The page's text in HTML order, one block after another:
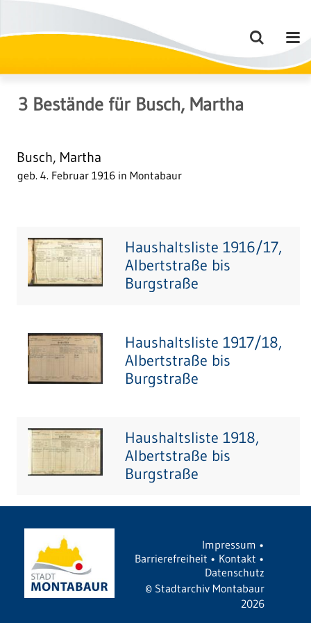
3 Bestände für Busch, Martha
Busch, Martha
geb. 4. Februar 1916 in Montabaur
Haushaltsliste 1916/17,
Albertstraße bis
Burgstraße
Haushaltsliste 1917/18,
Albertstraße bis
Burgstraße
Haushaltsliste 1918,
Albertstraße bis
Burgstraße
Impressum •
Barrierefreiheit • Kontakt •
Datenschutz
© Stadtarchiv Montabaur
2026